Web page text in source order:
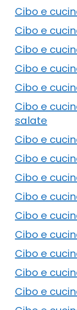
Cibo e
Cibo e
Cibo e
Cibo e
Cibo e
Cibo e
salate
Cibo e
Cibo e
Cibo e
Cibo e
Cibo e
Cibo e
Cibo e
Cibo e
Cibo e